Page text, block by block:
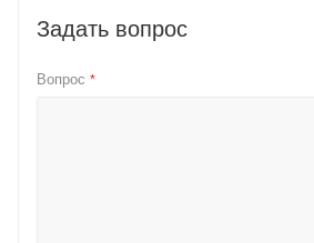
Задать вопрос
Вопрос *